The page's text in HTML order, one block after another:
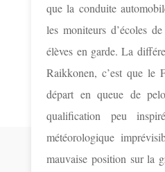
que la conduite
les moniteurs d’écoles
élèves en garde. La
Raikkonen, c’est que le
départ en queue de
qualification peu
météorologique
mauvaise position sur la